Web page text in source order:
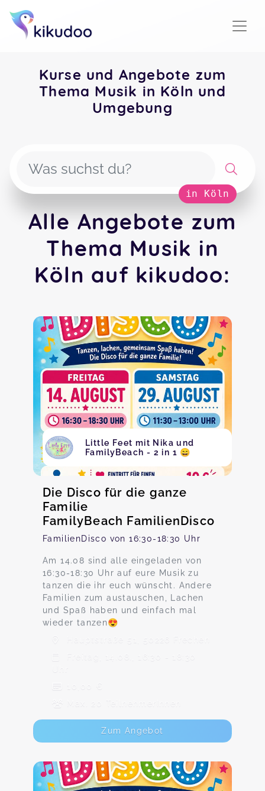
Kurse und Angebote zum
Thema Musik in Köln und
Umgebung
in Köln
Alle Angebote zum
Thema Musik in
Köln auf kikudoo:
Little Feet mit Nika und
FamilyBeach - 2 in 1 😄
Die Disco für die ganze
Familie
FamilyBeach FamilienDisco
FamilienDisco von 16:30-18:30 Uhr
Am 14.08 sind alle eingeladen von
16:30-18:30 Uhr auf eure Musik zu
tanzen die ihr euch wünscht. Andere
Familien zum austauschen, Lachen
und Spaß haben und einfach mal
wieder tanzen😍
Hauptstraße 51, 50226 Frechen
Freitag, 14.08., 16:30 - 18:30
10,00 €
Max. 20 TeilnehmerInnen
Zum Angebot